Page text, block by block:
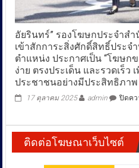
อัยรินทร์” รองโฆษกประจำส
เข้าสักการะสิ่งศักดิ์สิทธิ์ประจ
ตำแหน่ง ประกาศเป็น “โฆษก
ง่าย ตรงประเด็น และรวดเร็ว
ประชาชนอย่างมีประสิทธิภาพ
17 ตุลาคม 2025 admin ปิดคว
ติดต่อโฆษณาเว็บไซต์